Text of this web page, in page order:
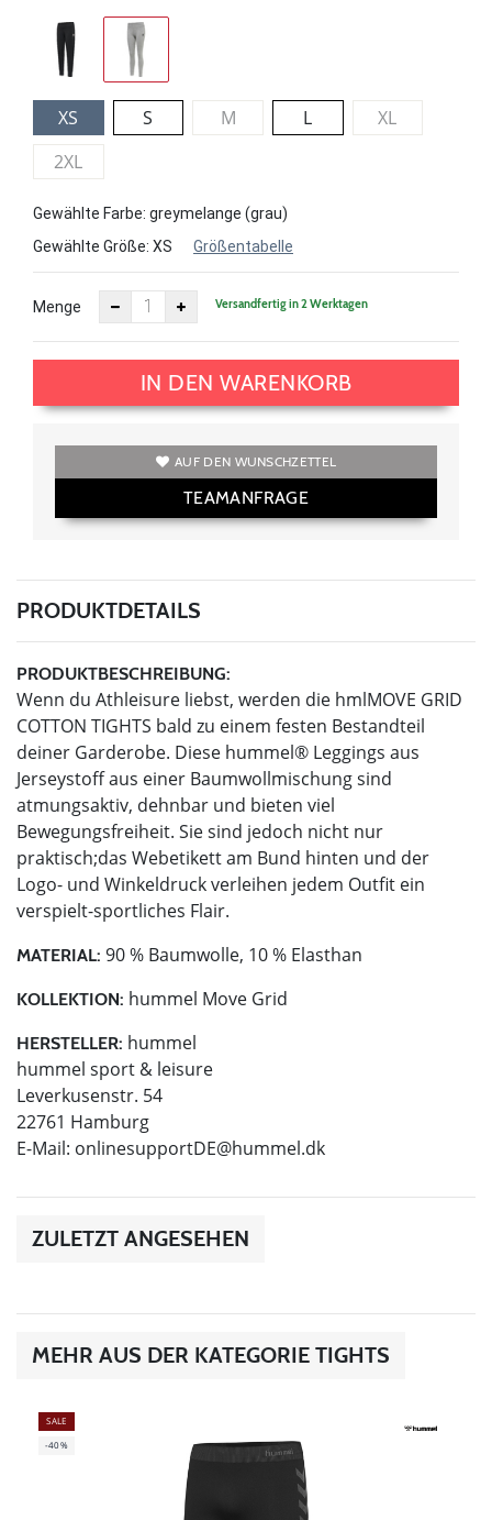
XS S M L
XL
2XL
Gewählte Farbe: greymelange (grau)
Gewählte Größe: XS Größentabelle
Menge Versandfertig in 2 Werktagen
IN DEN WARENKORB
AUF DEN WUNSCHZETTEL
TEAMANFRAGE
PRODUKTDETAILS
PRODUKTBESCHREIBUNG:
Wenn du Athleisure liebst, werden die hmlMOVE GRID
COTTON TIGHTS bald zu einem festen Bestandteil
deiner Garderobe. Diese hummel® Leggings aus
Jerseystoff aus einer Baumwollmischung sind
atmungsaktiv, dehnbar und bieten viel
Bewegungsfreiheit. Sie sind jedoch nicht nur
praktisch;das Webetikett am Bund hinten und der
Logo- und Winkeldruck verleihen jedem Outfit ein
verspielt-sportliches Flair.
MATERIAL: 90 % Baumwolle, 10 % Elasthan
KOLLEKTION: hummel Move Grid
HERSTELLER: hummel
hummel sport & leisure
Leverkusenstr. 54
22761 Hamburg
E-Mail: onlinesupportDE@hummel.dk
ZULETZT ANGESEHEN
MEHR AUS DER KATEGORIE TIGHTS
SALE
-40%